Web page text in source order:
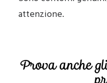
attenzione.
Prova anche